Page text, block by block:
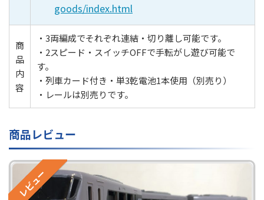
goods/index.html
商
品
内
容
・3両編成でそれぞれ連結・切り離し可能です。
・2スピード・スイッチOFFで手転がし遊び可能で
す。
・列車カード付き・単3乾電池1本使用（別売り）
・レールは別売りです。
商品レビュー
レビュー